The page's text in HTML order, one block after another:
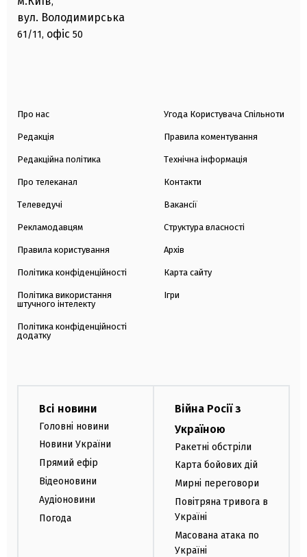
вул. Володимирська
61/11, офіс 50
Про нас
Редакція
Редакційна політика
Про телеканал
Телеведучі
Рекламодавцям
Правила користування
Політика конфіденційності
Політика використання
штучного інтелекту
Політика конфіденційності
додатку
Угода Користувача Спільноти
Правила коментування
Технічна інформація
Контакти
Вакансії
Структура власності
Архів
Карта сайту
Ігри
Всі новини
Головні новини
Новини України
Прямий ефір
Відеоновини
Аудіоновини
Погода
Війна Росії з
Україною
Ракетні обстріли
Карта бойових дій
Мирні переговори
Повітряна тривога в
Україні
Масована атака по
Україні